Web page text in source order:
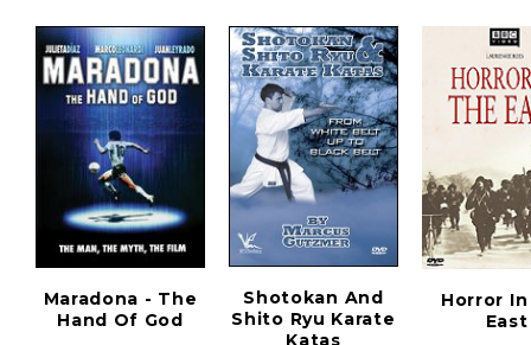
Maradona - The
Hand Of God
Shotokan And
Shito Ryu Karate
Horror
East